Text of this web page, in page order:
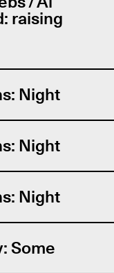
raising
Night
Night
Night
Some